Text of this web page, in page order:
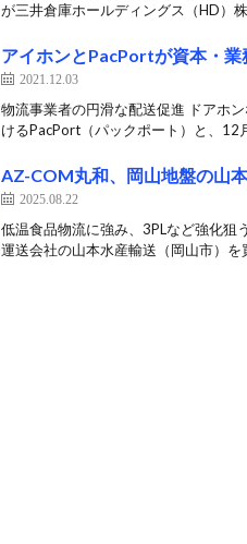
が三井倉庫ホールディングス（HD）
アイホンとPacPortが資本・
2021.12.03
物流事業者の円滑な配送促進 ドアホ
けるPacPort（パックポート）と、12
AZ-COM丸和、岡山地盤の山
2025.08.22
低温食品物流に強み、3PLなど強化
運送会社の山本水産輸送（岡山市）